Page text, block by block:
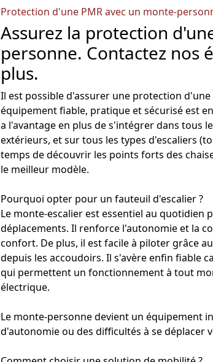
Protection d'une PMR avec un monte-
Assurez la protection
personne. Contactez nos
plus.
Il est possible d'assurer une protection
équipement fiable, pratique et sécurisé est
a l'avantage en plus de s'intégrer dans tous
extérieurs, et sur tous les types d'escaliers
temps de découvrir les points forts des
le meilleur modèle.
Pourquoi opter pour un fauteuil d'escalier?
Le monte-escalierest essentiel au quotidien
déplacements. Il renforce l'autonomie et la
confort. De plus, il est facile à piloter grâce
depuis les accoudoirs. Il s'avère enfin fiable
qui permettent un fonctionnement à tout
électrique.
Le monte-personne devient un équipement
d'autonomie ou des difficultés à se déplacer